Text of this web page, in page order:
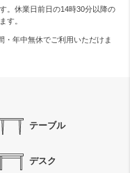
。休業日前日の14時30分以降の
す。
・年中無休でご利用いただけま
テーブル
デスク